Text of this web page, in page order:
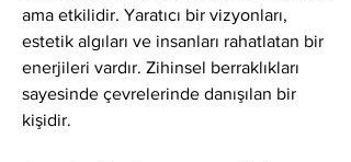
ama etkilidir. Yaratıcı bir vizyonları,
estetik algıları ve insanları rahatlatan bir
enerjileri vardır. Zihinsel berraklıkları
sayesinde çevrelerinde danışılan bir
kişidir.